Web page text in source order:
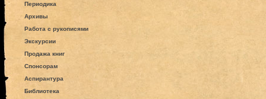
Периодика
Архивы
Работа с рукописями
Экскурсии
Продажа книг
Спонсорам
Аспирантура
Библиотека